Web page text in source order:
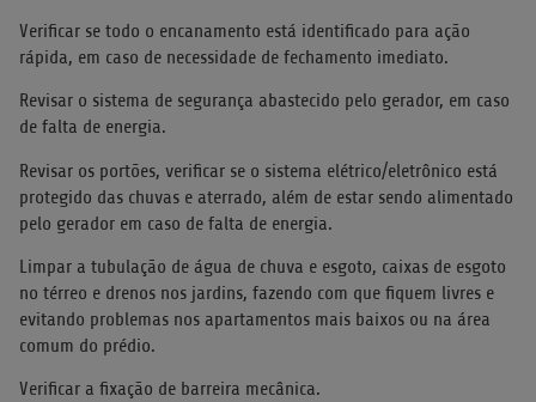
Verificar se todo o encanamento está identificado para ação
rápida, em caso de necessidade de fechamento imediato.
Revisar o sistema de segurança abastecido pelo gerador, em caso
de falta de energia.
Revisar os portões, verificar se o sistema elétrico/eletrônico está
protegido das chuvas e aterrado, além de estar sendo alimentado
pelo gerador em caso de falta de energia.
Limpar a tubulação de água de chuva e esgoto, caixas de esgoto
no térreo e drenos nos jardins, fazendo com que fiquem livres e
evitando problemas nos apartamentos mais baixos ou na área
comum do prédio.
Verificar a fixação de barreira mecânica.